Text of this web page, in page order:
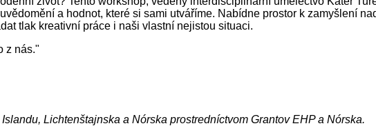
a hodnot, které si sami utváříme. Nabídne prostor k zamyšlení
tlak kreativní práce i naši vlastní nejistou situaci.
z nás."
Lichtenštajnska a Nórska prostredníctvom Grantov EHP a Nórska.